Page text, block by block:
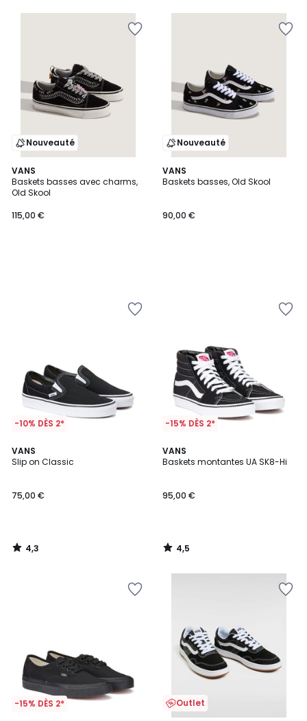
Nouveauté
VANS
Baskets basses avec charms,
Old Skool
115,00 €
Nouveauté
VANS
Baskets basses, Old Skool
90,00 €
-10% DÈS 2*
VANS
Slip on Classic
75,00 €
4,3
/ 5
4,3
/
-15% DÈS 2*
VANS
Baskets montantes UA SK8-Hi
95,00 €
4,5
/ 5
4,5
/
-15% DÈS 2* Outlet